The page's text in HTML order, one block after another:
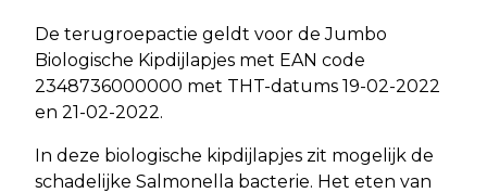
De terugroepactie geldt voor de Jumbo
Biologische Kipdijlapjes met EAN code
2348736000000 met THT-datums 19-02-2022
en 21-02-2022.
In deze biologische kipdijlapjes zit mogelijk de
schadelijke Salmonella bacterie. Het eten van